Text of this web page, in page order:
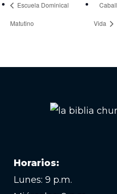
Escuela Dominical
Matutino Vida
Horarios:
Lunes: 9 p.m.